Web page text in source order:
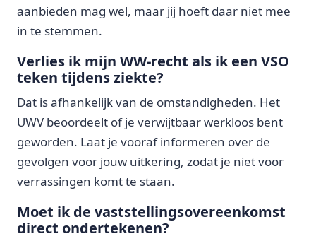
aanbieden mag wel, maar jij hoeft daar niet mee
in te stemmen.
Verlies ik mijn WW-recht als ik een VSO
teken tijdens ziekte?
Dat is afhankelijk van de omstandigheden. Het
UWV beoordeelt of je verwijtbaar werkloos bent
geworden. Laat je vooraf informeren over de
gevolgen voor jouw uitkering, zodat je niet voor
verrassingen komt te staan.
Moet ik de vaststellingsovereenkomst
direct ondertekenen?